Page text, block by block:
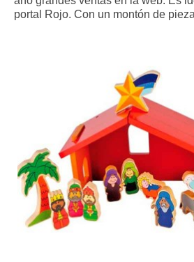
portal Rojo. Con un montón de